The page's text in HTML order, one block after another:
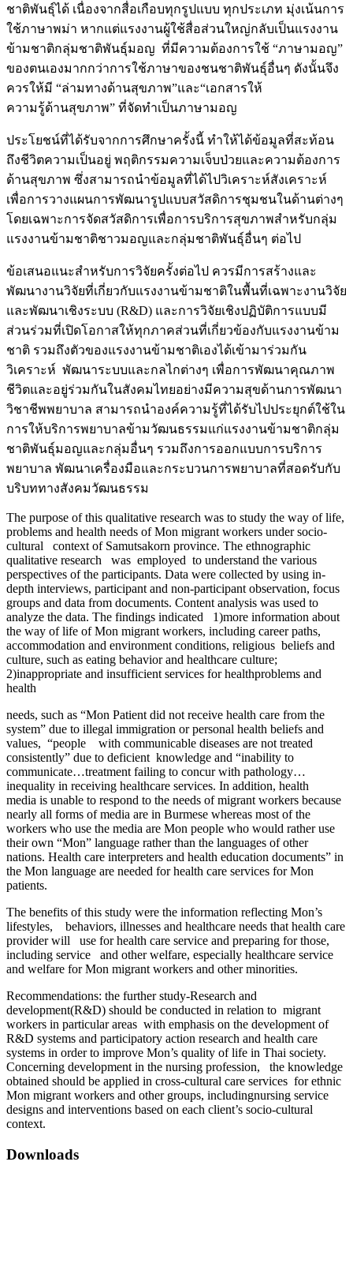
ชาติพันธุ์ได้ เนื่องจากสื่อเกือบทุกรูปแบบ ทุกประเภท มุ่งเน้นการ
ใช้ภาษาพม่า หากแต่แรงงานผู้ใช้สื่อส่วนใหญ่กลับเป็นแรงงาน
ข้ามชาติกลุ่มชาติพันธุ์มอญ ที่มีความต้องการใช้ “ภาษามอญ”
ของตนเองมากกว่าการใช้ภาษาของชนชาติพันธุ์อื่นๆ ดังนั้นจึง
ควรให้มี “ล่ามทางด้านสุขภาพ”และ“เอกสารให้
ความรู้ด้านสุขภาพ” ที่จัดทำเป็นภาษามอญ
ประโยชน์ที่ได้รับจากการศึกษาครั้งนี้ ทำให้ได้ข้อมูลที่สะท้อน
ถึงชีวิตความเป็นอยู่ พฤติกรรมความเจ็บป่วยและความต้องการ
ด้านสุขภาพ ซึ่งสามารถนำข้อมูลที่ได้ไปวิเคราะห์สังเคราะห์
เพื่อการวางแผนการพัฒนารูปแบบสวัสดิการชุมชนในด้านต่างๆ
โดยเฉพาะการจัดสวัสดิการเพื่อการบริการสุขภาพสำหรับกลุ่ม
แรงงานข้ามชาติชาวมอญและกลุ่มชาติพันธุ์อื่นๆ ต่อไป
ข้อเสนอแนะสำหรับการวิจัยครั้งต่อไป ควรมีการสร้างและ
พัฒนางานวิจัยที่เกี่ยวกับแรงงานข้ามชาติในพื้นที่เฉพาะงานวิจัย
และพัฒนาเชิงระบบ (R&D) และการวิจัยเชิงปฏิบัติการแบบมี
ส่วนร่วมที่เปิดโอกาสให้ทุกภาคส่วนที่เกี่ยวข้องกับแรงงานข้าม
ชาติ รวมถึงตัวของแรงงานข้ามชาติเองได้เข้ามาร่วมกัน
วิเคราะห์ พัฒนาระบบและกลไกต่างๆ เพื่อการพัฒนาคุณภาพ
ชีวิตและอยู่ร่วมกันในสังคมไทยอย่างมีความสุขด้านการพัฒนา
วิชาชีพพยาบาล สามารถนำองค์ความรู้ที่ได้รับไปประยุกต์ใช้ใน
การให้บริการพยาบาลข้ามวัฒนธรรมแก่แรงงานข้ามชาติกลุ่ม
ชาติพันธุ์มอญและกลุ่มอื่นๆ รวมถึงการออกแบบการบริการ
พยาบาล พัฒนาเครื่องมือและกระบวนการพยาบาลที่สอดรับกับ
บริบททางสังคมวัฒนธรรม
The purpose of this qualitative research was to study the way of life,
problems and health needs of Mon migrant workers under socio-
cultural context of Samutsakorn province. The ethnographic
qualitative research was employed to understand the various
perspectives of the participants. Data were collected by using in-
depth interviews, participant and non-participant observation, focus
groups and data from documents. Content analysis was used to
analyze the data. The findings indicated 1)more information about
the way of life of Mon migrant workers, including career paths,
accommodation and environment conditions, religious beliefs and
culture, such as eating behavior and healthcare culture;
2)inappropriate and insufficient services for healthproblems and
health
needs, such as “Mon Patient did not receive health care from the
system” due to illegal immigration or personal health beliefs and
values, “people with communicable diseases are not treated
consistently” due to deficient knowledge and “inability to
communicate…treatment failing to concur with pathology…
inequality in receiving healthcare services. In addition, health
media is unable to respond to the needs of migrant workers because
nearly all forms of media are in Burmese whereas most of the
workers who use the media are Mon people who would rather use
their own “Mon” language rather than the languages of other
nations. Health care interpreters and health education documents” in
the Mon language are needed for health care services for Mon
patients.
The benefits of this study were the information reflecting Mon’s
lifestyles, behaviors, illnesses and healthcare needs that health care
provider will use for health care service and preparing for those,
including service and other welfare, especially healthcare service
and welfare for Mon migrant workers and other minorities.
Recommendations: the further study-Research and
development(R&D) should be conducted in relation to migrant
workers in particular areas with emphasis on the development of
R&D systems and participatory action research and health care
systems in order to improve Mon’s quality of life in Thai society.
Concerning development in the nursing profession, the knowledge
obtained should be applied in cross-cultural care services for ethnic
Mon migrant workers and other groups, includingnursing service
designs and interventions based on each client’s socio-cultural
context.
Downloads